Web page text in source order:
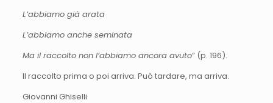
L’abbiamo già arata
L’abbiamo anche seminata
Ma il raccolto non l’abbiamo ancora avuto” (p. 196).
Il raccolto prima o poi arriva. Può tardare, ma arriva.
Giovanni Ghiselli